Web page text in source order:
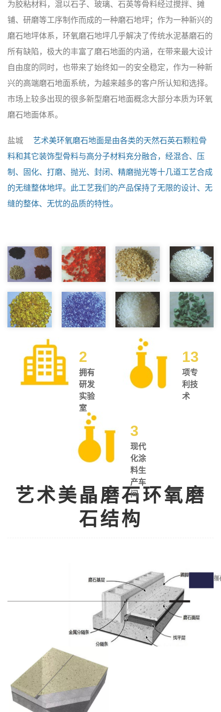
为胶粘材料，混以石子、玻璃、石英等骨料经过搅拌、摊
铺、研磨等工序制作而成的一种磨石地坪；作为一种新兴的
磨石地坪体系，环氧磨石地坪几乎解决了传统水泥基磨石的
所有缺陷，极大的丰富了磨石地面的内涵，在带来最大设计
自由度的同时，也带来了始终如一的安全稳定，作为一种新
兴的高端磨石地面系统，为越来越多的客户所认知和选择。
市场上较多出现的很多新型磨石地面概念大部分本质为环氧
磨石地面体系。
盐城 艺术美环氧磨石地面是由各类的天然石英石颗粒骨
料和其它装饰型骨料与高分子材料充分融合，经混合、压
制、固化、打磨、抛光、封闭、精磨抛光等十几道工艺合成
的无缝整体地坪。此工艺我们的产品保持了无限的设计、无
缝的整体、无忧的品质的特性。
2
拥有
研发
实验
室
13
项专
利技
术
3
现代
化涂
料生
产车
间
艺术美晶磨石环氧磨
石结构